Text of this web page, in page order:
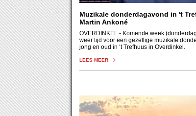
Muzikale donderdagavond in 't
Martin Ankoné
OVERDINKEL - Komende week
weer tijd voor een gezellige muzikale
jong en oud in ‘t Trefhuus in Overdinkel.
LEES MEER